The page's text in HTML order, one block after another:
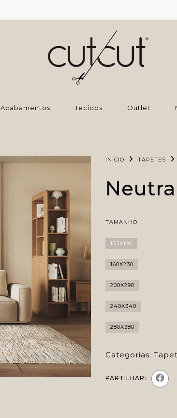
‌Acabamentos Tecidos Outlet
INÍCIO TAPETES
TAMANHO
133X195
160X230
200X290
240X340
280X380
Categorias:
PARTILHAR: